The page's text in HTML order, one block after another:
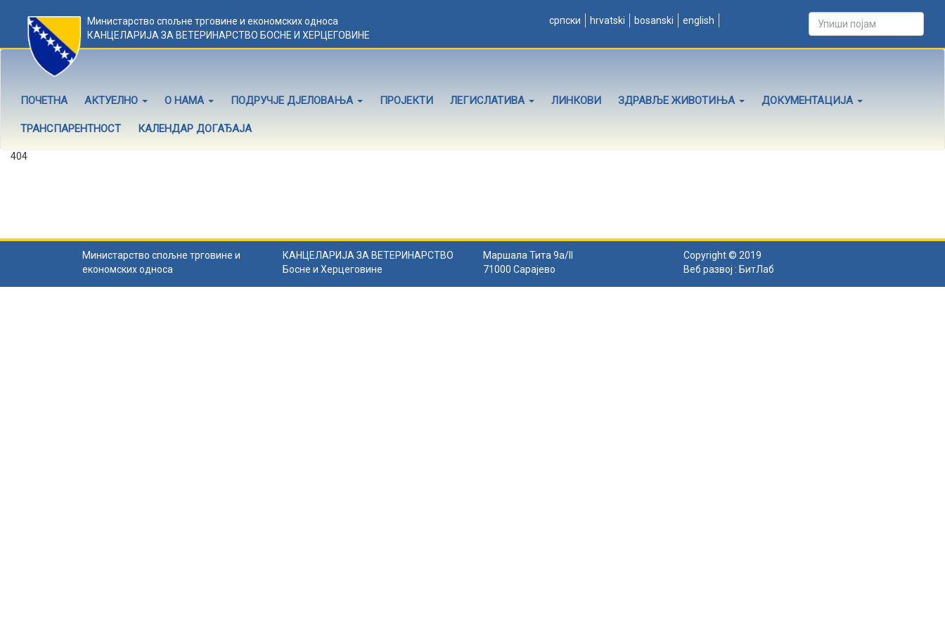
Министарство спољне трговине и економских односа
КАНЦЕЛАРИЈА ЗА ВЕТЕРИНАРСТВО БОСНЕ И ХЕРЦЕГОВИНЕ
српски hrvatski bosanski english
ПОЧЕТНА АКТУЕЛНО О НАМА ПОДРУЧЈЕ ДЈЕЛОВАЊА ПРОЈЕКТИ ЛЕГИСЛАТИВА ЛИНКОВИ ЗДРАВЉЕ ЖИВОТИЊА ДОКУМЕНТАЦИЈА
ТРАНСПАРЕНТНОСТ КАЛЕНДАР ДОГАЂАЈА
404
Министарство спољне трговине и
економских односа
КАНЦЕЛАРИЈА ЗА ВЕТЕРИНАРСТВО
Босне и Херцеговине
Маршала Тита 9а/II
71000 Сарајево
Copyright © 2019
Веб развој : БитЛаб